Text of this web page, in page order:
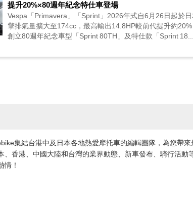
提升20%×80週年紀念特仕車登場
Vespa「Primavera」「Sprint」2026年式自6月26日起於
擎排氣量擴大至174cc，最高輸出14.8HP較前代提升約
創立80週年紀念車型「Sprint 80TH」及特仕款「Sprint 18...
集結台港中及日本各地熱愛摩托車的編輯團隊，為您帶
、香港、中國大陸和台灣的業界動態、新車發布、騎行活動
情！